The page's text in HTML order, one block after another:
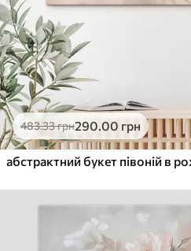
✓ Стійкість до вицвітання
✓Безпечне чорнило без запаху
✓Поверхня з текстурою полотна
✗Екологічний матеріал
Еко-Преміум
455 .00грн
✓Яскраві, насичені кольори
Поверхня з текстурою полотна
Екологічний матеріал
483.33грн290.00 грн